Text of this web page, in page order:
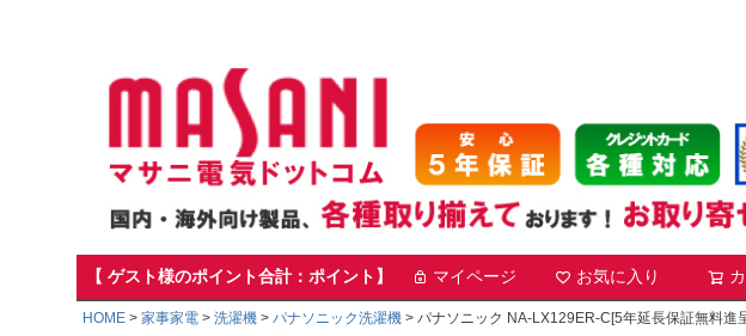
【 ゲスト様のポイント合計：ポイント】 マイページ お気に入り
HOME 家事家電 洗濯機 パナソニック洗濯機 パナソニック NA-LX129ER-C[5年延長保証無料